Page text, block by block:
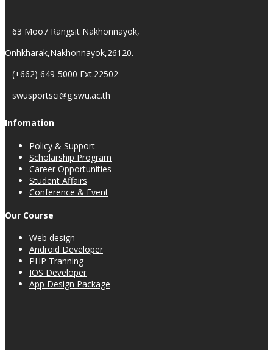
63 Moo7 Rangsit Nakhonnayok,
Onhkharak,Nakhonnayok,26120.
(+662) 649-5000 Ext.22502
swusportsci@g.swu.ac.th
Infomation
Policy & Support
Scholarship Program
Career Opportunities
Student Affairs
Conference & Event
Our Course
Web design
Android Developer
PHP Tranning
IOS Developer
App Design Package